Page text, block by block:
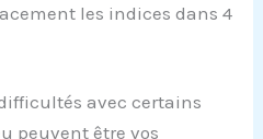
les indices dans 4
avec certains
peuvent être vos